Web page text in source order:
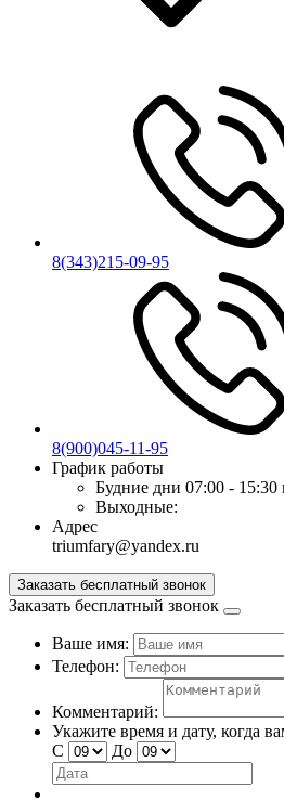
8(343)215-09-95
8(900)045-11-95
График работы
Будние дни 07:00 -
Выходные:
Адрес
triumfary@yandex.ru
Заказать бесплатный звонок
Заказать бесплатный звонок
Ваше имя:
Телефон:
Комментарий:
Укажите время и дату, когда
С
До